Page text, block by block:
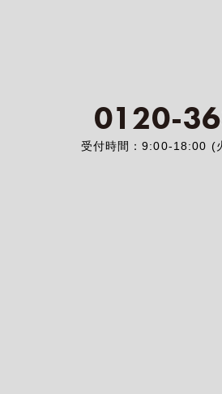
0120-
受付時間：9:00-18:00 (